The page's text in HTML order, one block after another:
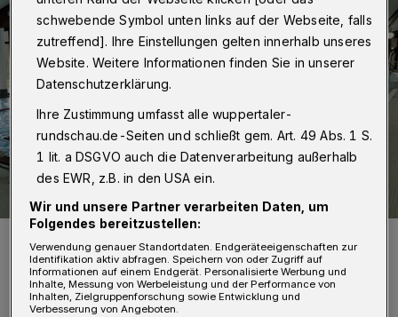
Foto: Stadt Wuppertal
schwebende Symbol unten links auf der Webseite, falls
zutreffend]. Ihre Einstellungen gelten innerhalb unseres
Website. Weitere Informationen finden Sie in unserer
Datenschutzerklärung.
Ihre Zustimmung umfasst alle wuppertaler-
rundschau.de-Seiten und schließt gem. Art. 49 Abs. 1 S.
1 lit. a DSGVO auch die Datenverarbeitung außerhalb
des EWR, z.B. in den USA ein.
Wir und unsere Partner verarbeiten Daten, um
Folgendes bereitzustellen:
Verwendung genauer Standortdaten. Endgeräteeigenschaften zur
Identifikation aktiv abfragen. Speichern von oder Zugriff auf
Informationen auf einem Endgerät. Personalisierte Werbung und
Inhalte, Messung von Werbeleistung und der Performance von
Inhalten, Zielgruppenforschung sowie Entwicklung und
Verbesserung von Angeboten.